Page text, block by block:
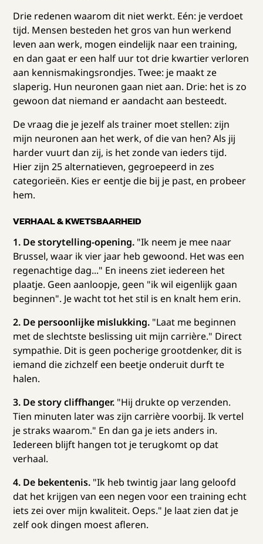
Drie redenen waarom dit niet werkt. Eén: je verdoet
tijd. Mensen besteden het gros van hun werkend
leven aan werk, mogen eindelijk naar een training,
en dan gaat er een half uur tot drie kwartier verloren
aan kennismakingsrondjes. Twee: je maakt ze
slaperig. Hun neuronen gaan niet aan. Drie: het is zo
gewoon dat niemand er aandacht aan besteedt.
De vraag die je jezelf als trainer moet stellen: zijn
mijn neuronen aan het werk, of die van hen? Als jij
harder vuurt dan zij, is het zonde van ieders tijd.
Hier zijn 25 alternatieven, gegroepeerd in zes
categorieën. Kies er eentje die bij je past, en probeer
hem.
VERHAAL & KWETSBAARHEID
1. De storytelling-opening. "Ik neem je mee naar
Brussel, waar ik vier jaar heb gewoond. Het was een
regenachtige dag..." En ineens ziet iedereen het
plaatje. Geen aanloopje, geen "ik wil eigenlijk gaan
beginnen". Je wacht tot het stil is en knalt hem erin.
2. De persoonlijke mislukking. "Laat me beginnen
met de slechtste beslissing uit mijn carrière." Direct
sympathie. Dit is geen pocherige grootdenker, dit is
iemand die zichzelf een beetje onderuit durft te
halen.
3. De story cliffhanger. "Hij drukte op verzenden.
Tien minuten later was zijn carrière voorbij. Ik vertel
je straks waarom." En dan ga je iets anders in.
Iedereen blijft hangen tot je terugkomt op dat
verhaal.
4. De bekentenis. "Ik heb twintig jaar lang geloofd
dat het krijgen van een negen voor een training echt
iets zei over mijn kwaliteit. Oeps." Je laat zien dat je
zelf ook dingen moest afleren.